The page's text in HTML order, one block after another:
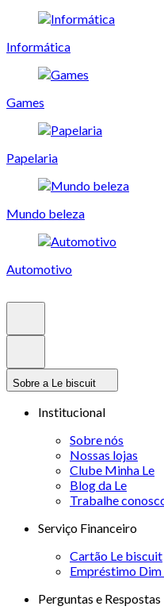
Informática
Games
Papelaria
Mundo beleza
Automotivo
Sobre a Le biscuit
Institucional
Sobre nós
Nossas lojas
Clube Minha Le
Blog da Le
Trabalhe
Serviço Financeiro
Cartão Le biscuit
Empréstimo
Perguntas e Respostas